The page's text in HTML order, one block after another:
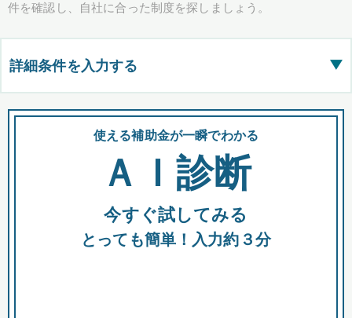
件を確認し、自社に合った制度を探しましょう。
詳細条件を入力する ▶
都道府県
全国の検索結果を含めて表示
助成金 融資 出資
使える補助金が一瞬でわかる
ＡＩ診断
今すぐ試してみる
とっても簡単！入力約３分